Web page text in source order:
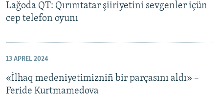
Lağoda QT: Qırımtatar şiiriyetini sevgenler içün
cep telefon oyunı
13 APREL 2024
«İlhaq medeniyetimizniñ bir parçasını aldı» –
Feride Kurtmamedova